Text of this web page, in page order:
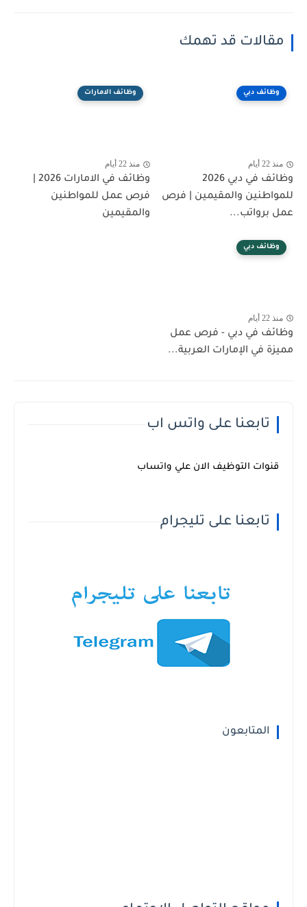
مقالات قد تهمك
وظائف دبي
منذ 22 أيام
وظائف في دبي 2026
للمواطنين والمقيمين | فرص
عمل برواتب...
وظائف الامارات
منذ 22 أيام
فرص عمل للمواطنين
والمقيمين
وظائف دبي
منذ 22 أيام
وظائف في دبي - فرص عمل
مميزة في الإمارات العربية...
تابعنا على واتس اب
قنوات التوظيف الان علي واتساب
تابعنا على تليجرام
المتابعون